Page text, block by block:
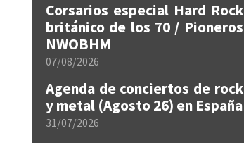
Corsarios especial Hard Rock
británico de los 70 / Pioneros
NWOBHM
07/08/2026
Agenda de conciertos de rock
y metal (Agosto 26) en España
31/07/2026